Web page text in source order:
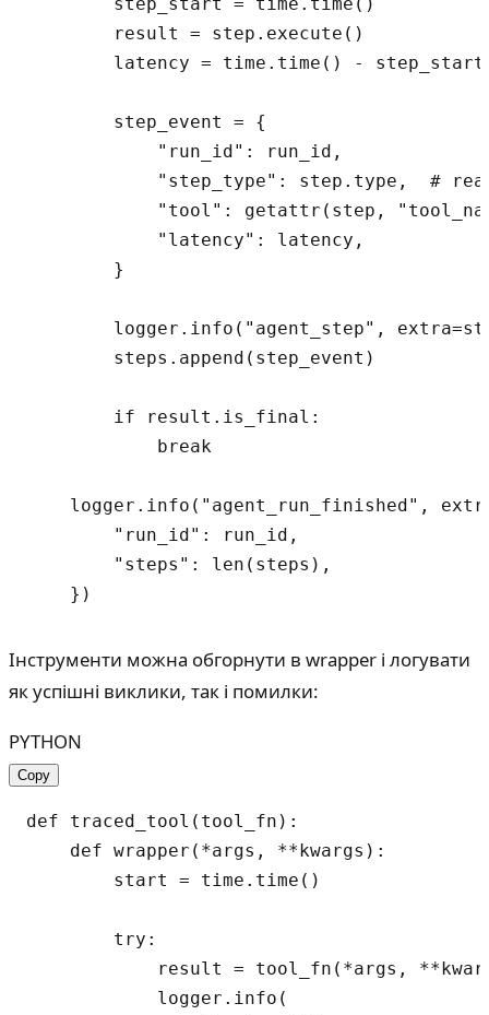
        result = step.execute()
        latency = time.time() - step_start
        step_event = {
            "run_id": run_id,
"step_type": step.type,  #
"tool": getattr(step,
            "latency": latency,
        }
logger.info("agent_step",
        steps.append(step_event)
        if result.is_final:
            break
logger.info("agent_run_finished",
        "run_id": run_id,
        "steps": len(steps),
Інструменти можна обгорнути в wrapper і логувати
як успішні виклики, так і помилки:
PYTHON
Copy
def traced_tool(tool_fn):
    def wrapper(*args, **kwargs):
        start = time.time()
        try:
result = tool_fn(*args,
            logger.info(